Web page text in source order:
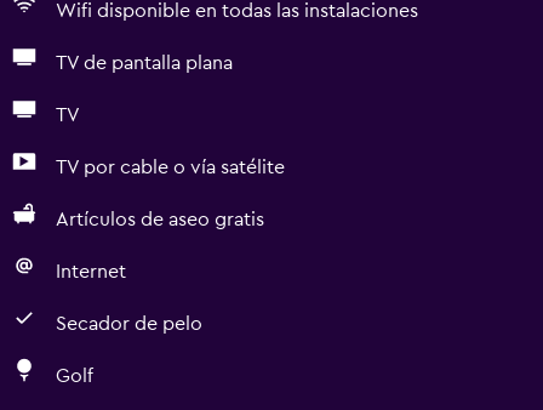
Wifi disponible en todas las instalaciones
TV de pantalla plana
TV
TV por cable o vía satélite
Artículos de aseo gratis
Internet
Secador de pelo
Golf